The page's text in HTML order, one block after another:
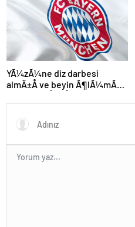
YÃ¼zÃ¼ne diz darbesi
almÄ±Å ve beyin Ã¶lÃ¼mÃ¼
MÃ¼nih DÃ¼nya
KarmasÄ±’nÄ±n genÃ§
futbolcusu hayatÄ±nÄ±